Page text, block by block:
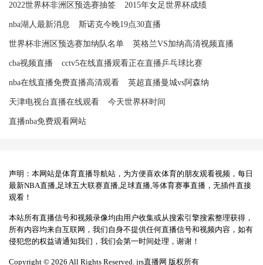
2022世界杯非洲区预选赛抽签 2015年女足世界杯成绩
nba湖人最新消息 斯诺克今晚19点30直播
世界杯非洲区预选赛加纳队名单 英格兰VS加纳高清视频直播
cba视频直播 cctv5在线直播观看正在直播乒乓球比赛
nba在线直播免费直播高清观看 英超直播曼城vs阿森纳
天津电视台直播在线观看 今天世界杯时间
直播nba免费观看网站
声明：本网站是体育直播导航站，为方便喜欢体育的朋友观看视频，每日
最新NBA直播,足球五大联赛直播,足球直播,等体育赛事直播，无插件直接
观看！
本站所有直播信号和视频录像均由用户收集或从搜索引擎搜索整理获得，
所有内容均来自互联网，我们自身不提供任何直播信号和视频内容，如有
侵犯您的权益请通知我们，我们会第一时间处理，谢谢！
Copyright © 2026 All Rights Reserved. jrs直播网 版权所有